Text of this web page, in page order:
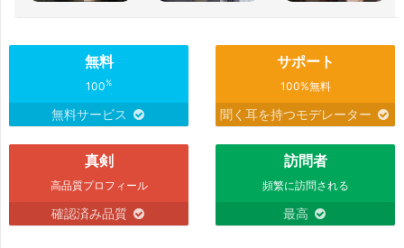
無料
100%
無料サービス
サポート
100%無料
聞く耳を持つモデレーター
真剣
高品質プロフィール
確認済み品質
訪問者
頻繁に訪問される
最高